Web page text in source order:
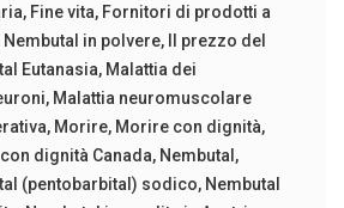
, Fine vita, Fornitori di prodotti a
Nembutal in polvere,
Il prezzo del
Eutanasia, Malattia dei
, Malattia neuromuscolare
, Morire, Morire con dignità,
dignità Canada, Nembutal ,
(pentobarbital) sodico, Nembutal